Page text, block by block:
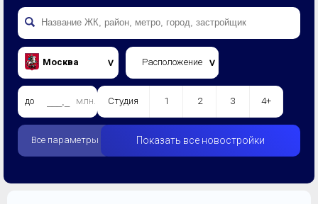
Москва Расположение
до млн. Студия 1 2 3 4+
Все параметры Показать все новостройки